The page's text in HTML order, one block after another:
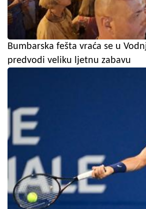
Bumbarska fešta vraća se u
predvodi veliku ljetnu zabavu